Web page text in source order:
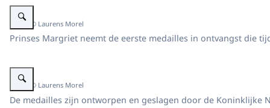
Vergroot afbeelding Prinses Margriet en anderen.
Beeld: © Laurens Morel
Prinses Margriet neemt de eerste medailles in ontvangst die
Vergroot afbeelding Medailles
Beeld: © Laurens Morel
De medailles zijn ontworpen en geslagen door de Koninklijke